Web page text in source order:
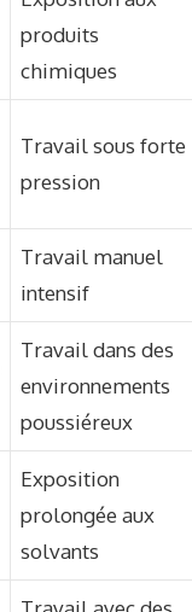
produits
chimiques
Travail sous forte
pression
Travail manuel
intensif
Travail dans des
environnements
poussiéreux
Exposition
prolongée aux
solvants